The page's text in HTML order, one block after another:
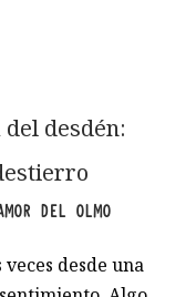
desdén:
DEL OLMO
desde una